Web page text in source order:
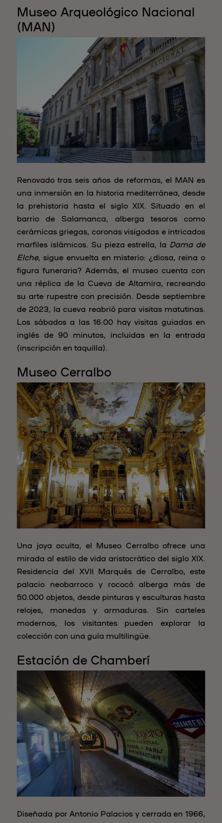
Museo Arqueológico Nacional
(MAN)
Renovado tras seis años de reformas, el MAN es
una inmersión en la historia mediterránea, desde
la prehistoria hasta el siglo XIX. Situado en el
barrio de Salamanca, alberga tesoros como
cerámicas griegas, coronas visigodas e intricados
marfiles islámicos. Su pieza estrella, la Dama de
Elche, sigue envuelta en misterio: ¿diosa, reina o
figura funeraria? Además, el museo cuenta con
una réplica de la Cueva de Altamira, recreando
su arte rupestre con precisión. Desde septiembre
de 2023, la cueva reabrió para visitas matutinas.
Los sábados a las 16:00 hay visitas guiadas en
inglés de 90 minutos, incluidas en la entrada
(inscripción en taquilla).
Museo Cerralbo
Una joya oculta, el Museo Cerralbo ofrece una
mirada al estilo de vida aristocrático del siglo XIX.
Residencia del XVII Marqués de Cerralbo, este
palacio neobarroco y rococó alberga más de
50.000 objetos, desde pinturas y esculturas hasta
relojes, monedas y armaduras. Sin carteles
modernos, los visitantes pueden explorar la
colección con una guía multilingüe.
Estación de Chamberí
Diseñada por Antonio Palacios y cerrada en 1966,